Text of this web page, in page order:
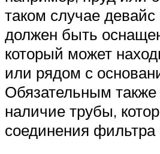
таком случае девайс
должен быть
который может
или рядом с
Обязательным также
наличие трубы,
соединения фильтра